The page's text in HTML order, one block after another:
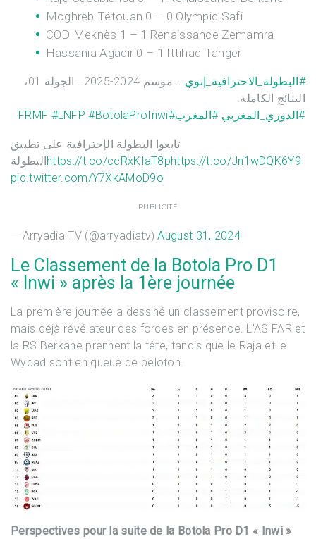
Moghreb Tétouan 0 – 0 Olympic Safi
COD Meknès 1 – 1 Renaissance Zemamra
Hassania Agadir 0 – 1 Ittihad Tanger
#البطولة_الاحترافية_إنوي
.. موسم 2024-2025..⁩ الجولة 01،
النتائج الكاملة.
#الدوري_المغربي ⁩ ⁧#المغرب#FRMF
#LNFP #BotolaProInwi
تابعوا البطولة الإحترافية على تطبيق
البطولة https://t.co/ccRxKIaT8phttps://t.co/Jn1wDQK6Y9
pic.twitter.com/Y7XkAMoD9o
PUBLICITÉ
— Arryadia TV (@arryadiatv)August 31, 2024
Le Classement de la Botola Pro D1
« Inwi » après la 1ère journée
La première journée a dessiné un classement provisoire,
mais déjà révélateur des forces en présence. L’AS FAR et
la RS Berkane prennent la tête, tandis que le Raja et le
Wydad sont en queue de peloton.
Perspectives pour la suite de la Botola Pro D1 « Inwi »